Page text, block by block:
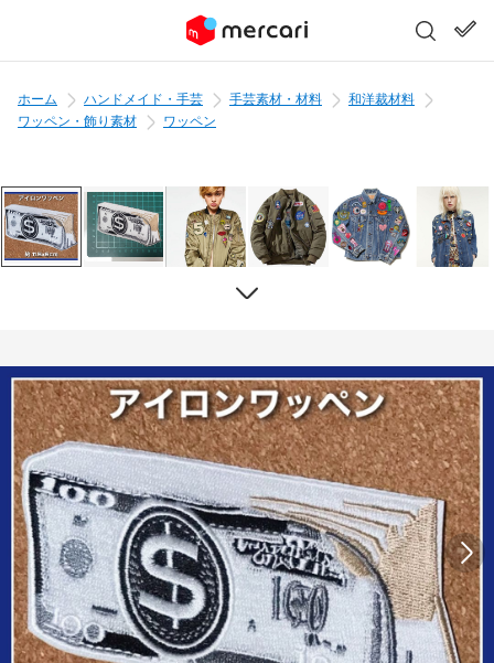
ホーム ハンドメイド・手芸 手芸素材・材料
和洋裁材料
ワッペン・飾り素材
ワッペン